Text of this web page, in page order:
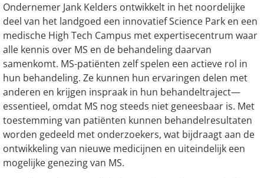
Ondernemer Jank Kelders ontwikkelt in het noordelijke
deel van het landgoed een innovatief Science Park en een
medische High Tech Campus met expertisecentrum waar
alle kennis over MS en de behandeling daarvan
samenkomt. MS-patiënten zelf spelen een actieve rol in
hun behandeling. Ze kunnen hun ervaringen delen met
anderen en krijgen inspraak in hun behandeltraject—
essentieel, omdat MS nog steeds niet geneesbaar is. Met
toestemming van patiënten kunnen behandelresultaten
worden gedeeld met onderzoekers, wat bijdraagt aan de
ontwikkeling van nieuwe medicijnen en uiteindelijk een
mogelijke genezing van MS.